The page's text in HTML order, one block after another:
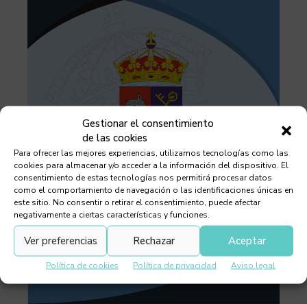
Gestionar el consentimiento
de las cookies
Para ofrecer las mejores experiencias, utilizamos tecnologías como las
cookies para almacenar y/o acceder a la información del dispositivo. El
consentimiento de estas tecnologías nos permitirá procesar datos
como el comportamiento de navegación o las identificaciones únicas en
este sitio. No consentir o retirar el consentimiento, puede afectar
negativamente a ciertas características y funciones.
Aceptar
Rechazar
Ver preferencias
Política de cookies Política de privacidad Aviso legal